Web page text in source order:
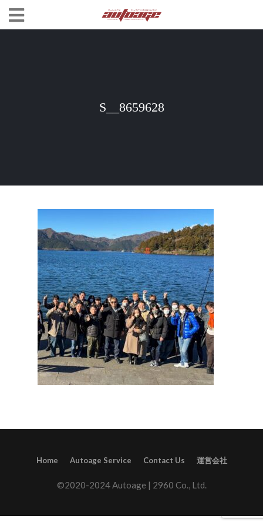
S__8659628
Home Autoage Service Contact Us 運営会社
©2020-2024 Autoage | 2960 Co., Ltd.